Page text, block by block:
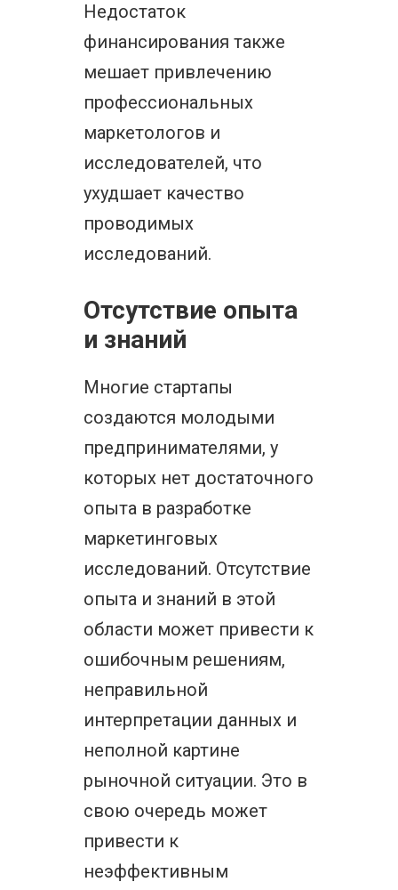
Недостаток
финансирования также
мешает привлечению
профессиональных
маркетологов и
исследователей, что
ухудшает качество
проводимых
исследований.
Отсутствие опыта
и знаний
Многие стартапы
создаются молодыми
предпринимателями, у
которых нет достаточного
опыта в разработке
маркетинговых
исследований. Отсутствие
опыта и знаний в этой
области может привести к
ошибочным решениям,
неправильной
интерпретации данных и
неполной картине
рыночной ситуации. Это в
свою очередь может
привести к
неэффективным